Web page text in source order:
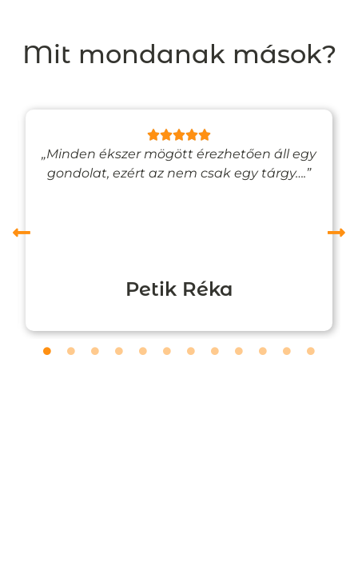
Mit mondanak mások?
„Minden ékszer mögött érezhetően áll egy
gondolat, ezért az nem csak egy tárgy….”
Petik Réka